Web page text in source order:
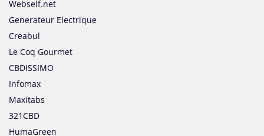
Webself.net
Generateur Electrique
Creabul
Le Coq Gourmet
CBDISSIMO
Infomax
Maxitabs
321CBD
HumaGreen